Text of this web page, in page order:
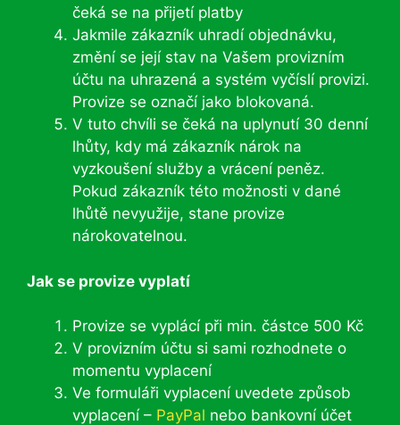
čeká se na přijetí platby
Jakmile zákazník uhradí objednávku,
změní se její stav na Vašem provizním
účtu na uhrazená a systém vyčíslí provizi.
Provize se označí jako blokovaná.
V tuto chvíli se čeká na uplynutí 30 denní
lhůty, kdy má zákazník nárok na
vyzkoušení služby a vrácení peněz.
Pokud zákazník této možnosti v dané
lhůtě nevyužije, stane provize
nárokovatelnou.
Jak se provize vyplatí
Provize se vyplácí při min. částce 500 Kč
V provizním účtu si sami rozhodnete o
momentu vyplacení
Ve formuláři vyplacení uvedete způsob
vyplacení – PayPal nebo bankovní účet